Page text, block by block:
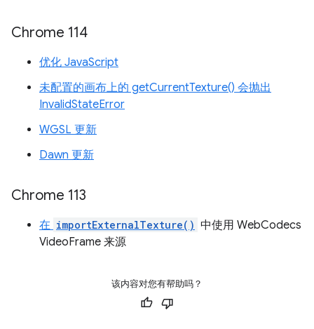
Chrome 114
优化 JavaScript
未配置的画布上的 getCurrentTexture() 会抛出
InvalidStateError
WGSL 更新
Dawn 更新
Chrome 113
在 importExternalTexture() 中使用 WebCodecs
VideoFrame 来源
该内容对您有帮助吗？